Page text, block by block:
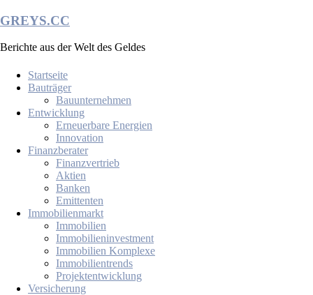
Zum
springen
GREYS.CC
Berichte aus der Welt des Geldes
Startseite
Bauträger
Bauunternehmen
Entwicklung
Erneuerbare Energien
Innovation
Finanzberater
Finanzvertrieb
Aktien
Banken
Emittenten
Immobilienmarkt
Immobilien
Immobilieninvestment
Immobilien Komplexe
Immobilientrends
Projektentwicklung
Versicherung